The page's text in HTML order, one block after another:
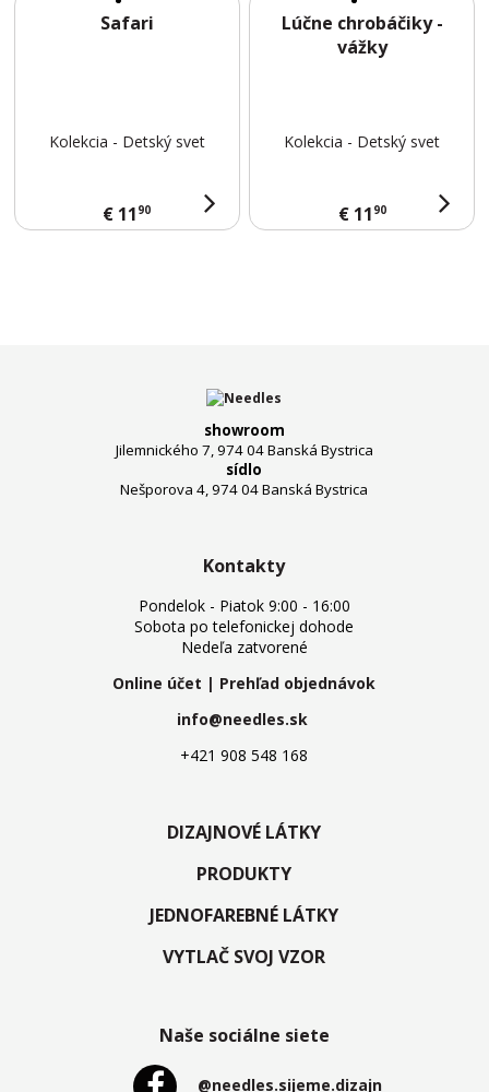
Safari
Kolekcia - Detský svet
€ 11 90
Lúčne chrobáčiky -
vážky
Kolekcia - Detský svet
€ 11 90
showroom
Jilemnického 7, 974 04 Banská Bystrica
sídlo
Nešporova 4, 974 04 Banská Bystrica
Kontakty
Pondelok - Piatok 9:00 - 16:00
Sobota po telefonickej dohode
Nedeľa zatvorené
Online účet | Prehľad objednávok
info@needles.sk
+421 908 548 168
DIZAJNOVÉ LÁTKY
PRODUKTY
JEDNOFAREBNÉ LÁTKY
VYTLAČ SVOJ VZOR
Naše sociálne siete
@needles.sijeme.dizajn